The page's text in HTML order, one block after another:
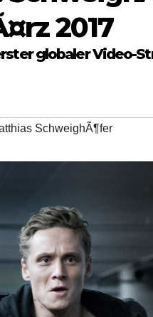
2017
globaler Video-
SchweighÃ¶fer